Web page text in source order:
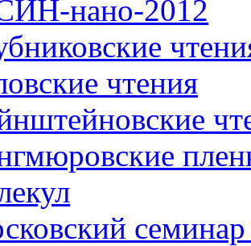
нано-2012
чтения